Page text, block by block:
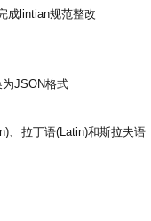
成lintian规范整改
JSON格式
、拉丁语(Latin)和斯拉夫语